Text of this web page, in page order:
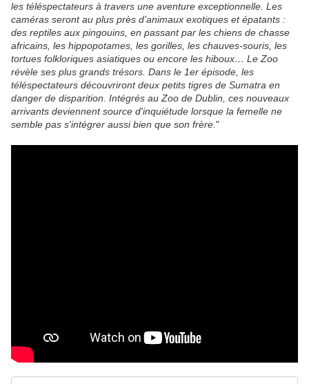
les téléspectateurs à travers une aventure exceptionnelle. Les
caméras seront au plus près d’animaux exotiques et épatants :
des reptiles aux pingouins, en passant par les chiens de chasse
africains, les hippopotames, les gorilles, les chauves-souris, les
tortues folkloriques asiatiques ou encore les hiboux… Le Zoo
révèle ses plus grands trésors. Dans le 1er épisode, les
téléspectateurs découvriront deux petits tigres de Sumatra en
danger de disparition. Intégrés au Zoo de Dublin, ces nouveaux
arrivants deviennent source d'inquiétude lorsque la femelle ne
semble pas s'intégrer aussi bien que son frère. "